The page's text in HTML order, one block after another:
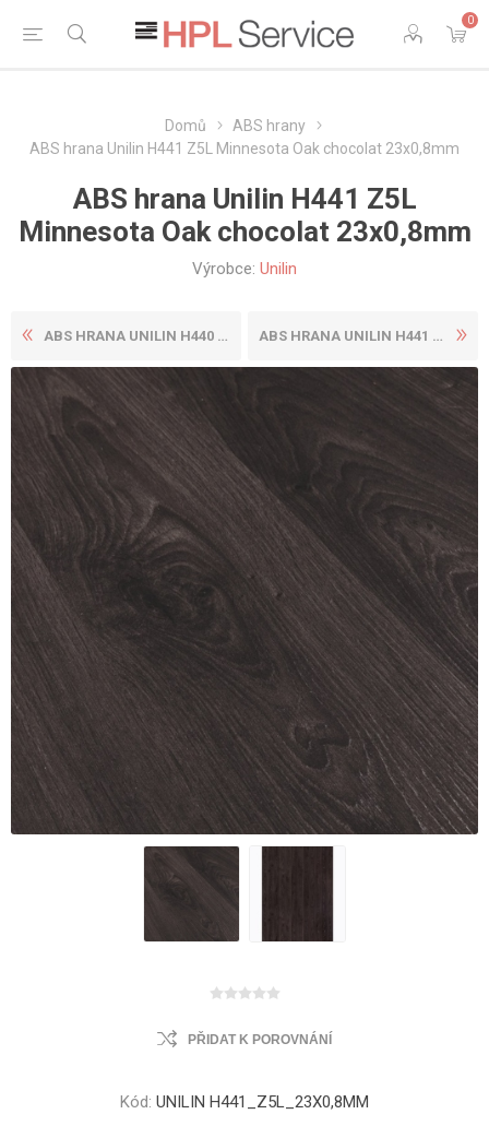
0
Domů
ABS hrany
ABS hrana Unilin H441 Z5L Minnesota Oak chocolat 23x0,8mm
ABS hrana Unilin H441 Z5L
Minnesota Oak chocolat 23x0,8mm
Výrobce: Unilin
ABS HRANA UNILIN H440 Z5L M... ABS HRANA UNILIN H441 Z5L M...
PŘIDAT K POROVNÁNÍ
Kód: UNILIN H441_Z5L_23X0,8MM